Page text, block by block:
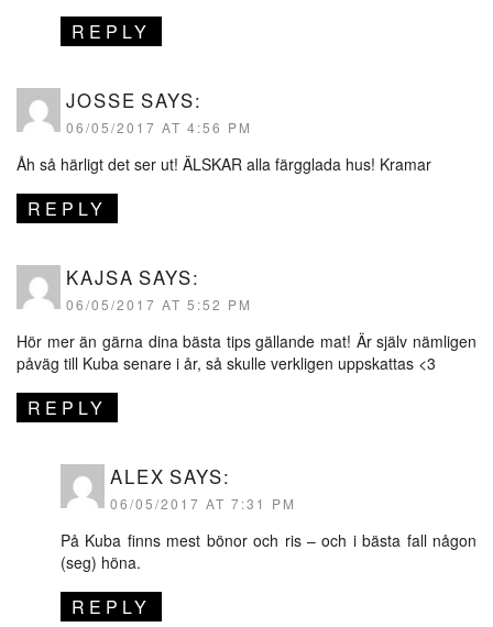
REPLY
JOSSE SAYS:
06/05/2017 AT 4:56 PM
Åh så härligt det ser ut! ÄLSKAR alla färgglada hus! Kramar
REPLY
KAJSA SAYS:
06/05/2017 AT 5:52 PM
Hör mer än gärna dina bästa tips gällande mat! Är själv nämligen
påväg till Kuba senare i år, så skulle verkligen uppskattas <3
REPLY
ALEX SAYS:
06/05/2017 AT 7:31 PM
På Kuba finns mest bönor och ris – och i bästa fall någon
(seg) höna.
REPLY